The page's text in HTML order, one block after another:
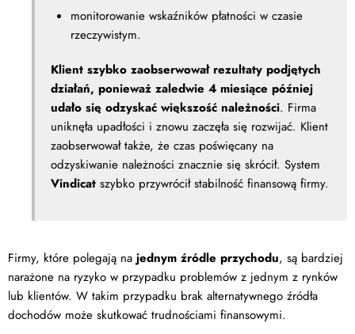
monitorowanie wskaźników płatności w czasie
rzeczywistym.
Klient szybko zaobserwował rezultaty podjętych
działań, ponieważ zaledwie 4 miesiące później
udało się odzyskać większość należności. Firma
uniknęła upadłości i znowu zaczęła się rozwijać. Klient
zaobserwował także, że czas poświęcany na
odzyskiwanie należności znacznie się skrócił. System
Vindicat szybko przywrócił stabilność finansową firmy.
Firmy, które polegają na jednym źródle przychodu, są bardziej
narażone na ryzyko w przypadku problemów z jednym z rynków
lub klientów. W takim przypadku brak alternatywnego źródła
dochodów może skutkować trudnościami finansowymi.